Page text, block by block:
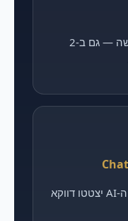
קולט כל פנייה, מסנן ומקבע פגישה — גם ב-2
בונים את התוכן שלך כך שמנועי ה-AI יצטטו דווקא